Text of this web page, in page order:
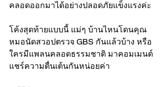
คลอดออกมาได้อย่างปลอดภัยแข็งแรงค่ะ
โค้งสุดท้ายแบบนี้ แม่ๆ บ้านไหนโดนคุณ
หมอนัดสวอปตรวจ GBS กันแล้วบ้าง หรือ
ใครมีแพลนคลอดธรรมชาติ มาคอมเมนต์
แชร์ความตื่นเต้นกันหน่อยค่า